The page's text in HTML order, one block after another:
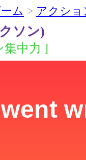
ム > アクショ
ソン)
中力 ]